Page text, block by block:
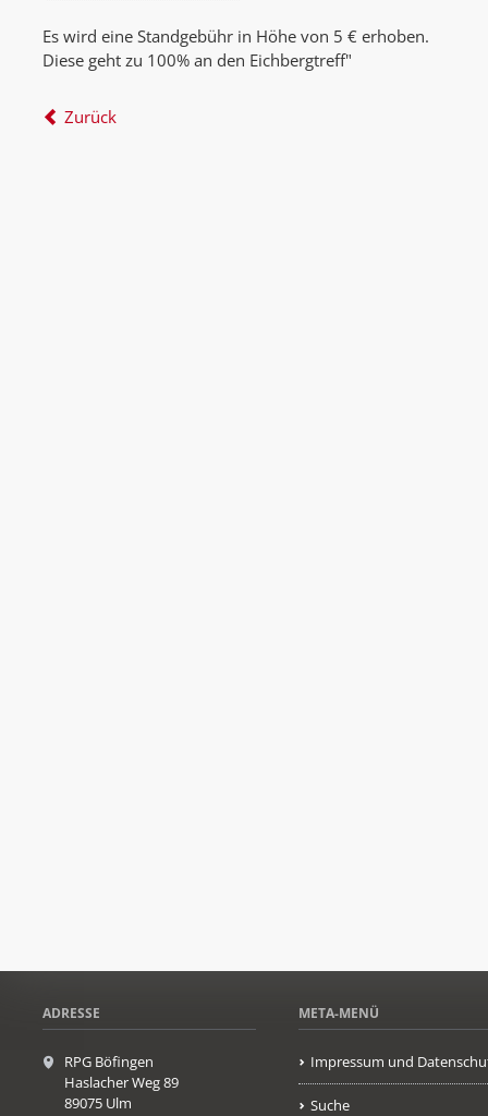
Es wird eine Standgebühr in Höhe von 5 € erhoben.
Diese geht zu 100% an den Eichbergtreff"
Zurück
ADRESSE
RPG Böfingen
Haslacher Weg 89
89075 Ulm
META-MENÜ
Impressum und
Suche